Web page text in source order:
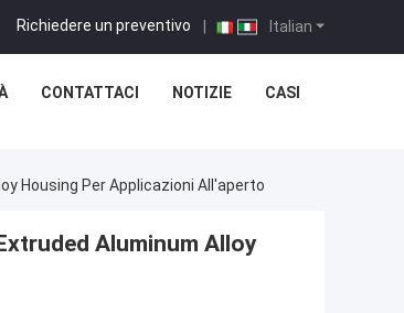
Italian
Richiedere un preventivo |
CONTATTACI NOTIZIE CASI
Housing Per Applicazioni All'aperto
Aluminum Alloy